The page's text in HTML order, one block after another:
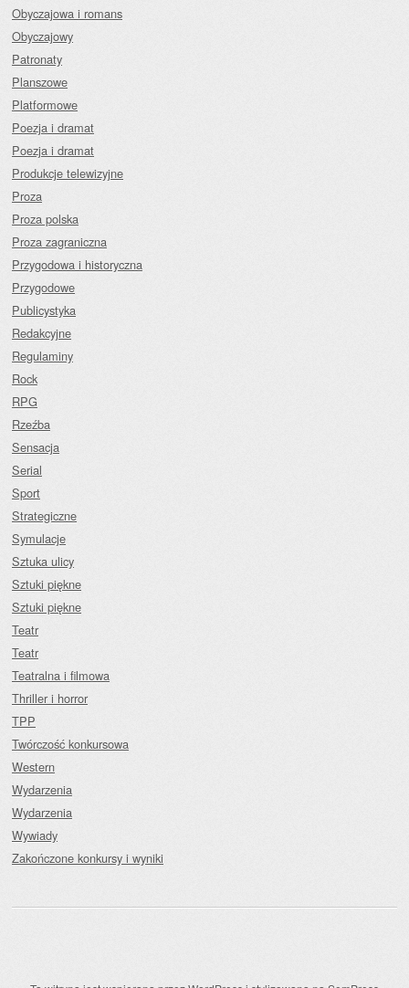
Obyczajowa i romans
Obyczajowy
Patronaty
Planszowe
Platformowe
Poezja i dramat
Poezja i dramat
Produkcje telewizyjne
Proza
Proza polska
Proza zagraniczna
Przygodowa i historyczna
Przygodowe
Publicystyka
Redakcyjne
Regulaminy
Rock
RPG
Rzeźba
Sensacja
Serial
Sport
Strategiczne
Symulacje
Sztuka ulicy
Sztuki piękne
Sztuki piękne
Teatr
Teatr
Teatralna i filmowa
Thriller i horror
TPP
Twórczość konkursowa
Western
Wydarzenia
Wydarzenia
Wywiady
Zakończone konkursy i wyniki